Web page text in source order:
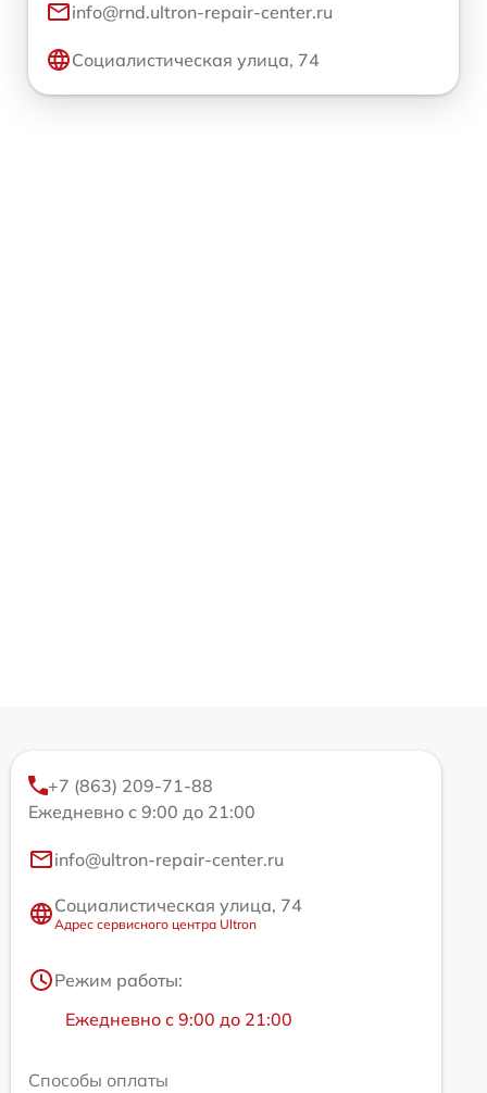
info@rnd.ultron-repair-center.ru
Социалистическая улица, 74
+7 (863) 209-71-88
Ежедневно с 9:00 до 21:00
info@ultron-repair-center.ru
Социалистическая улица, 74
Адрес сервисного центра Ultron
Режим работы:
Ежедневно с 9:00 до 21:00
Способы оплаты